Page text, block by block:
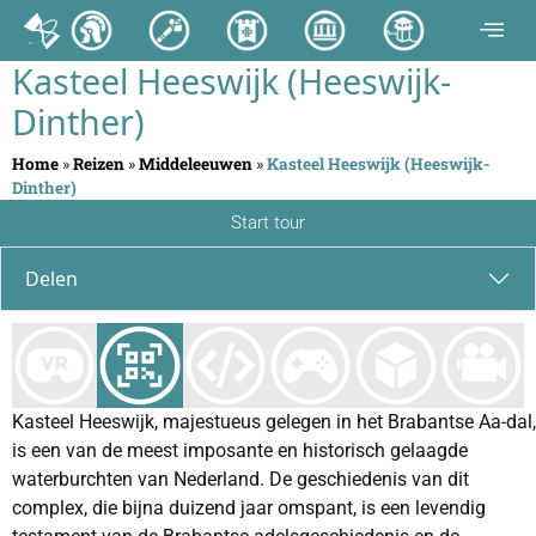
Kasteel Heeswijk (Heeswijk-
Dinther)
Home »Reizen »Middeleeuwen »Kasteel Heeswijk (Heeswijk-
Dinther)
Start tour
Delen
Kasteel Heeswijk, majestueus gelegen in het Brabantse Aa-dal,
is een van de meest imposante en historisch gelaagde
waterburchten van Nederland. De geschiedenis van dit
complex, die bijna duizend jaar omspant, is een levendig